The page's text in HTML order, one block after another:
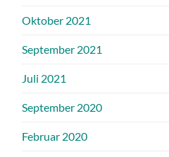
Oktober 2021
September 2021
Juli 2021
September 2020
Februar 2020